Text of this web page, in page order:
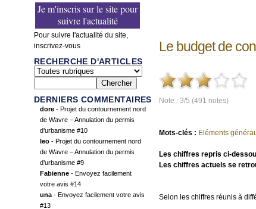
Je m'inscris sur le site pour
suivre l'actualité
Pour suivre l'actualité du site,
inscrivez-vous
RECHERCHE D'ARTICLES
DERNIERS COMMENTAIRES
dore - Projet du contournement nord
de Wavre – Annulation du permis
d’urbanisme #10
leo - Projet du contournement nord
de Wavre – Annulation du permis
d’urbanisme #9
Fabienne - Envoyez facilement
votre avis #14
una - Envoyez facilement votre avis
#13
Le budget de
Note : 3/5 (491 notes)
Mots-clés : Eléments
Les chiffres repris ci-
Les chiffres actuels se
Selon les chiffres réunis à